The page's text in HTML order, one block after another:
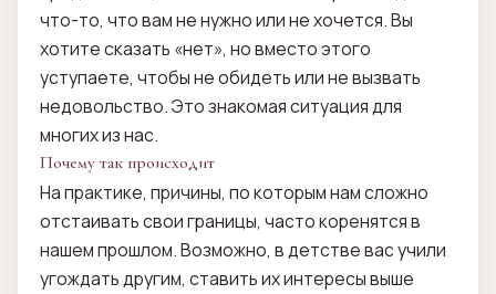
что-то, что вам не нужно или не хочется. Вы
хотите сказать «нет», но вместо этого
уступаете, чтобы не обидеть или не вызвать
недовольство. Это знакомая ситуация для
многих из нас.
Почему так происходит
На практике, причины, по которым нам сложно
отстаивать свои границы, часто коренятся в
нашем прошлом. Возможно, в детстве вас учили
угождать другим, ставить их интересы выше